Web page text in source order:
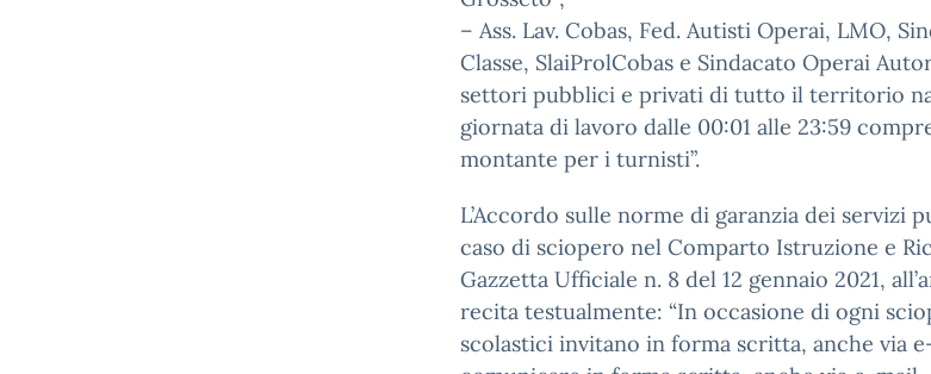
– Ass. Lav. Cobas, Fed. Autisti Operai, LMO,
Classe, SlaiProlCobas e Sindacato Operai
settori pubblici e privati di tutto il territorio
giornata di lavoro dalle 00:01 alle 23:59
montante per i turnisti”.
L’Accordo sulle norme di garanzia dei servizi
caso di sciopero nel Comparto Istruzione e
Gazzetta Ufficiale n. 8 del 12 gennaio 2021,
recita testualmente: “In occasione di ogni
scolastici invitano in forma scritta, anche via